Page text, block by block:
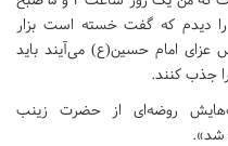
دیدم که گفت خسته است بزار
عزای امام حسین(ع) می‌آیند باید
را جذب کنند.
روضه‌ای از حضرت زینب
شد».